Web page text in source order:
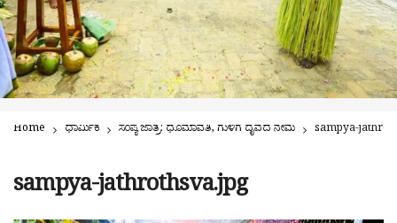
Home ಧಾರ್ಮಿಕ ಸಂಪ್ಯ ಜಾತ್ರೆ: ಧೂಮಾವತಿ, ಗುಳಿಗ ದೈವದ ನೇಮ sampya-
sampya-jathrothsva.jpg